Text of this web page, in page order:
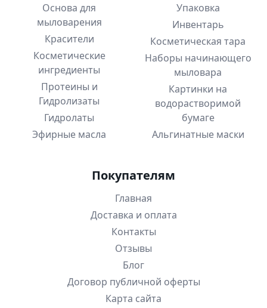
Основа для
мыловарения
Красители
Косметические
ингредиенты
Протеины и
Гидролизаты
Гидролаты
Эфирные масла
Упаковка
Инвентарь
Косметическая тара
Наборы начинающего
мыловара
Картинки на
водорастворимой
бумаге
Альгинатные маски
Покупателям
Главная
Доставка и оплата
Контакты
Отзывы
Блог
Договор публичной оферты
Карта сайта